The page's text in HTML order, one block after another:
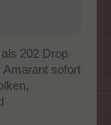
202 Drop
Amarant sofort